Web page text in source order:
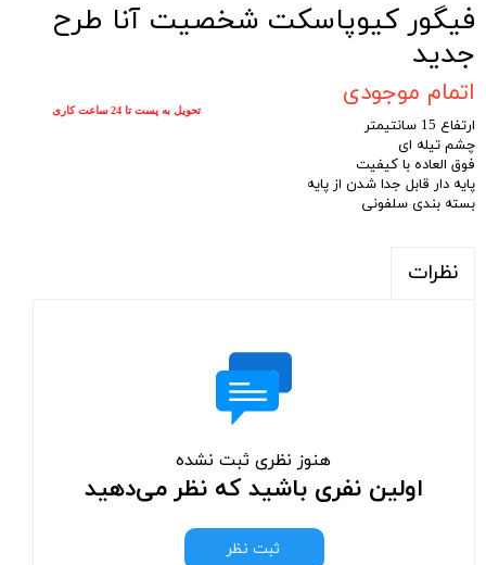
فیگور کیوپاسکت شخصیت آنا طرح
جدید
اتمام موجودی
ارتفاع 15 سانتیمتر
چشم تیله ای
فوق العاده با کیفیت
پایه دار قابل جدا شدن از پایه
بسته بندی سلفونی
نظرات
هنوز نظری ثبت نشده
اولین نفری باشید که نظر می‌دهید
ثبت نظر
تحویل به پست تا 24 ساعت کاری